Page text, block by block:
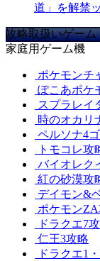
道」を解禁
攻略取扱いゲーム
家庭用ゲーム機
ポケモンチ
ぽこあポケ
スプラレイ
時のオカリ
ペルソナ4
トモコレ攻
バイオレク
紅の砂漠攻
デイモン&
ポケモン
ドラクエ7
仁王3攻略
ドラクエ1